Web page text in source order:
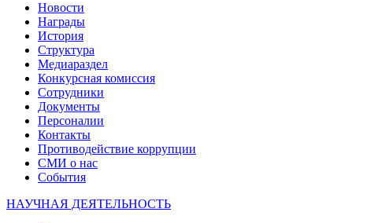
Новости
Награды
История
Структура
Медиараздел
Конкурсная комиссия
Сотрудники
Документы
Персоналии
Контакты
Противодействие коррупции
СМИ о нас
События
НАУЧНАЯ ДЕЯТЕЛЬНОСТЬ